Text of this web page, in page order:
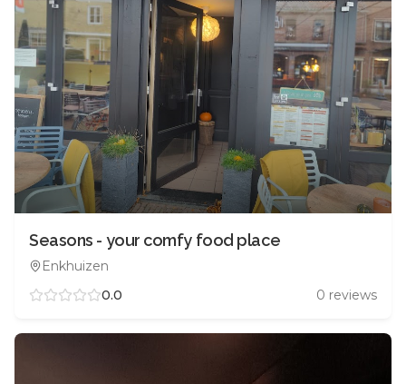
Seasons - your comfy food place
Enkhuizen
0.0
0 reviews